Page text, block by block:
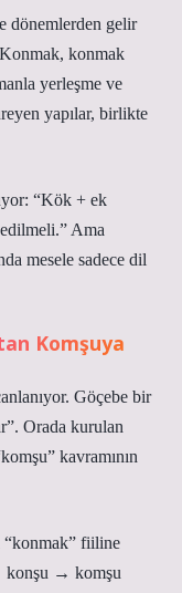
dönemlerden gelir
konmak
yerleşme ve
yapılar, birlikte
“Kök + ek
Ama
mesele sadece dil
Komşuya
Göçebe bir
Orada kurulan
kavramının
“konmak” fiiline
konşu → komşu